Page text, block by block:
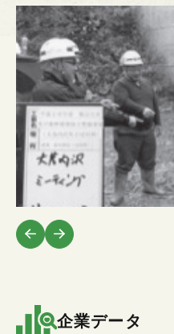
企業データ